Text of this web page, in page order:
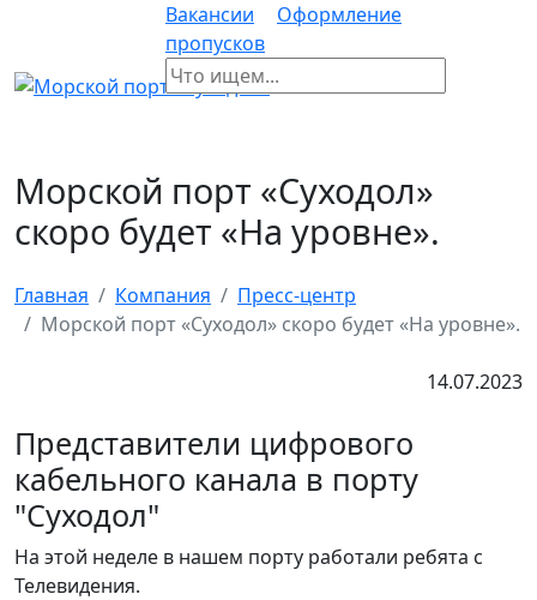
Вакансии
Оформление
пропусков
Морской порт «Суходол»
скоро будет «На уровне».
Главная Компания
Пресс-центр
Морской порт «Суходол» скоро будет «На уровне».
Представители цифрового
кабельного канала в порту
"Суходол"
На этой неделе в нашем порту работали ребята с
Телевидения.
14.07.2023